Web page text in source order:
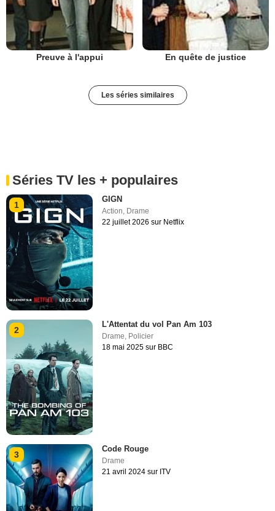
Preuve à l'appui En quête de justice
Les séries similaires
Séries TV les + populaires
1
GIGN
Action, Drame
22 juillet 2026 sur Netflix
2
L'Attentat du vol Pan Am 103
Drame Policier
18 mai 2025 sur BBC
3
Code Rouge
Drame
21 avril 2024 sur ITV